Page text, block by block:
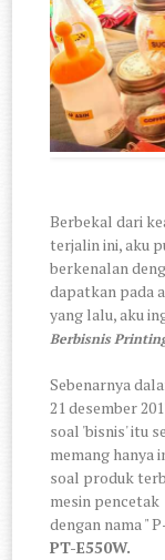
Berbekal dari
terjalin ini, aku
berkenalan
dapatkan pada
yang lalu, aku
Berbisnis
Sebenarnya
21 desember
soal 'bisnis' itu
memang hanya
soal produk
mesin
dengan nama "
PT-E550W.